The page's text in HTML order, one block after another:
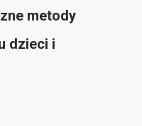
metody
dzieci i